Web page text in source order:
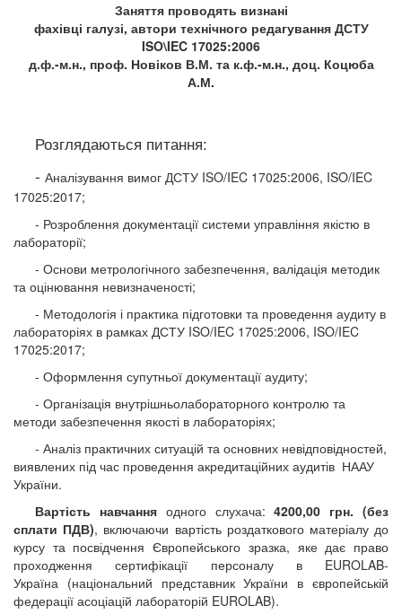
Заняття проводять визнані
фахівці галузі, автори технічного редагування ДСТУ
ISO\IEC 17025:2006
д.ф.-м.н., проф. Новіков В.М. та к.ф.-м.н., доц. Коцюба
А.М.
Розглядаються питання:
- Аналізування вимог ДСТУ ISO/IEC 17025:2006, ISO/IEC
17025:2017;
- Розроблення документації системи управління якістю в
лабораторії;
- Основи метрологічного забезпечення, валідація методик
та оцінювання невизначеності;
- Методологія і практика підготовки та проведення аудиту в
лабораторіях в рамках ДСТУ ISO/IEC 17025:2006, ISO/IEC
17025:2017;
- Оформлення супутньої документації аудиту;
- Організація внутрішньолабораторного контролю та
методи забезпечення якості в лабораторіях;
- Аналіз практичних ситуацій та основних невідповідностей,
виявлених під час проведення акредитаційних аудитів НААУ
України.
Вартість навчання одного слухача:4200,00 грн. (без
сплати ПДВ), включаючи вартість роздаткового матеріалу до
курсу та посвідчення Європейського зразка, яке дає право
проходження сертифікації персоналу в EUROLAB-
Україна (національний представник України в європейській
федерації асоціацій лабораторій EUROLAB).